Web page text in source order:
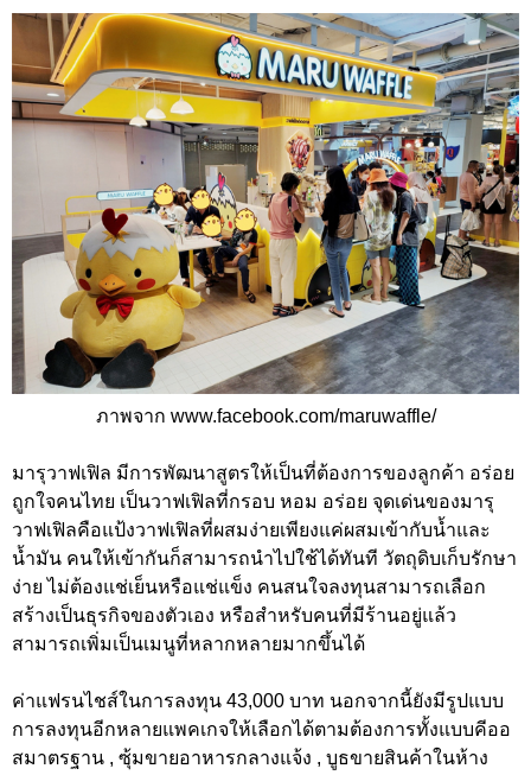
ภาพจาก www.facebook.com/maruwaffle/
มารุวาฟเฟิล มีการพัฒนาสูตรให้เป็นที่ต้องการของลูกค้า อร่อย
ถูกใจคนไทย เป็นวาฟเฟิลที่กรอบ หอม อร่อย จุดเด่นของมารุ
วาฟเฟิลคือแป้งวาฟเฟิลที่ผสมง่ายเพียงแค่ผสมเข้ากับน้ำและ
น้ำมัน คนให้เข้ากันก็สามารถนำไปใช้ได้ทันที วัตถุดิบเก็บรักษา
ง่าย ไม่ต้องแช่เย็นหรือแช่แข็ง คนสนใจลงทุนสามารถเลือก
สร้างเป็นธุรกิจของตัวเอง หรือสำหรับคนที่มีร้านอยู่แล้ว
สามารถเพิ่มเป็นเมนูที่หลากหลายมากขึ้นได้
ค่าแฟรนไชส์ในการลงทุน 43,000 บาท นอกจากนี้ยังมีรูปแบบ
การลงทุนอีกหลายแพคเกจให้เลือกได้ตามต้องการทั้งแบบคีออ
สมาตรฐาน , ซุ้มขายอาหารกลางแจ้ง , บูธขายสินค้าในห้าง